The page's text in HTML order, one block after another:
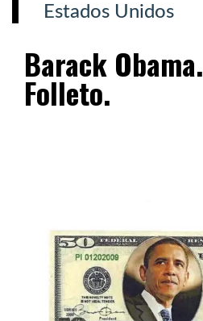
Estados Unidos
Barack Obama.
Folleto.